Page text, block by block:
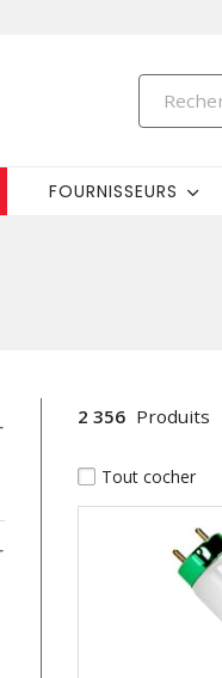
FOURNISSEURS
2 356 Produits
Tout cocher